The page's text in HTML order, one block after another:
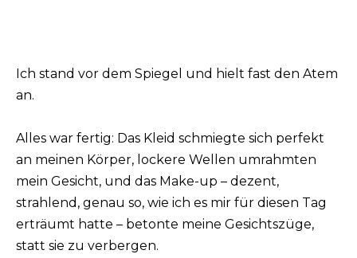
Ich stand vor dem Spiegel und hielt fast den Atem
an.
Alles war fertig: Das Kleid schmiegte sich perfekt
an meinen Körper, lockere Wellen umrahmten
mein Gesicht, und das Make-up – dezent,
strahlend, genau so, wie ich es mir für diesen Tag
erträumt hatte – betonte meine Gesichtszüge,
statt sie zu verbergen.